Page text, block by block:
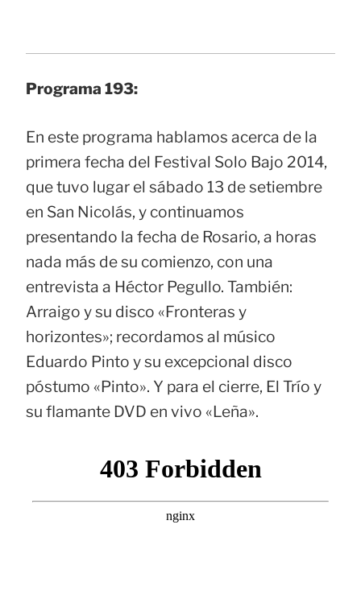
Programa 193:
En este programa hablamos acerca de la
primera fecha del Festival Solo Bajo 2014,
que tuvo lugar el sábado 13 de setiembre
en San Nicolás, y continuamos
presentando la fecha de Rosario, a horas
nada más de su comienzo, con una
entrevista a Héctor Pegullo. También:
Arraigo y su disco «Fronteras y
horizontes»; recordamos al músico
Eduardo Pinto y su excepcional disco
póstumo «Pinto». Y para el cierre, El Trío y
su flamante DVD en vivo «Leña».